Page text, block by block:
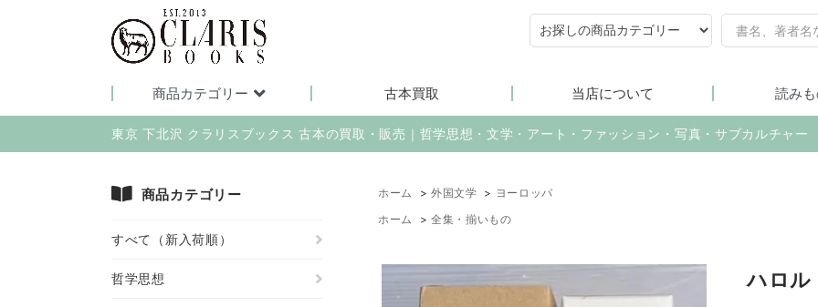
商品カテゴリー 古本買取 当店について 読み
東京 下北沢 クラリスブックス 古本の買取・販売｜哲学思想・文学・アート・ファッション・写真・サブカルチャー
ホーム > 外国文学 > ヨーロッパ
ホーム
> 全集・揃いもの
ハロ
商品カテゴリー
すべて（新入荷順）
哲学思想